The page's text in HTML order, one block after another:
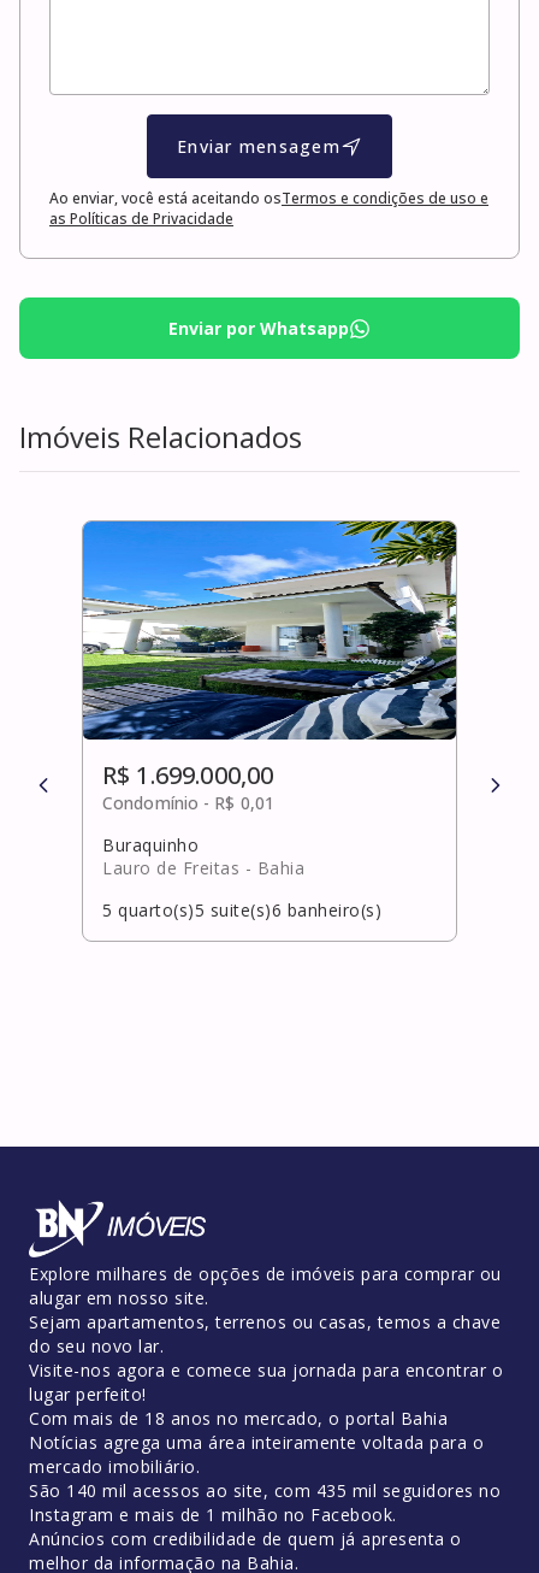
Enviar mensagem
Ao enviar, você está aceitando osTermos e condições de uso e
as Políticas de Privacidade
Enviar por Whatsapp
Imóveis Relacionados
R$ 1.699.000,00
Condomínio - R$ 0,01
Buraquinho
Lauro de Freitas - Bahia
5 quarto(s)5 suite(s)6 banheiro(s)
R$
Explore milhares de opções de imóveis para comprar ou
alugar em nosso site.
Sejam apartamentos, terrenos ou casas, temos a chave
do seu novo lar.
Visite-nos agora e comece sua jornada para encontrar o
lugar perfeito!
Com mais de 18 anos no mercado, o portal Bahia
Notícias agrega uma área inteiramente voltada para o
mercado imobiliário.
São 140 mil acessos ao site, com 435 mil seguidores no
Instagram e mais de 1 milhão no Facebook.
Anúncios com credibilidade de quem já apresenta o
melhor da informação na Bahia.